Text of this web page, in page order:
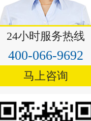
24小时服务热线
400-066-9692
马上咨询
成县祁连山烟气脱硝技术